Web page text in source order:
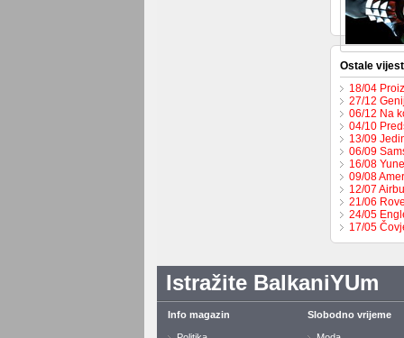
Ostale
18/04
27/12
06/12 Na
04/10
13/09
06/09
16/08
09/08
12/07
21/06
24/05
17/05
Istražite BalkaniYUm
Info magazin Slobodno vrijeme